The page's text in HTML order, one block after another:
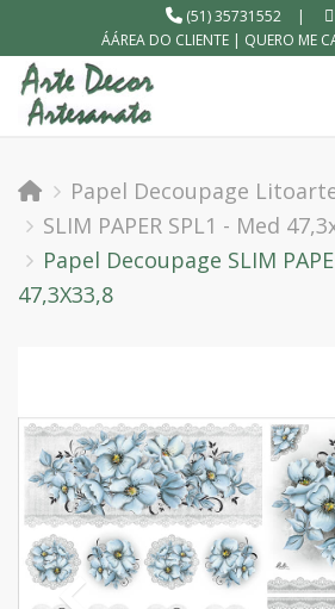
(51) 35731552
|
ÁÁREA DO CLIENTE| QUERO ME
Papel Decoupage
SLIM PAPER SPL1 - Med
Papel Decoupage SLIM
47,3X33,8